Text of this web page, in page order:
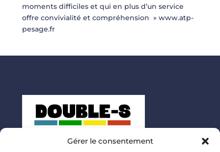
Gérer le consentement
moments difficiles et qui en plus d’un service
offre convivialité et compréhension » www.atp-
pesage.fr